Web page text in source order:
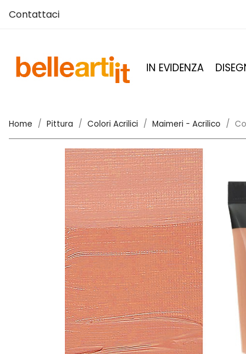
Contattaci
IN EVIDENZA
Home Pittura Colori Acrilici Maimeri - Acrilico